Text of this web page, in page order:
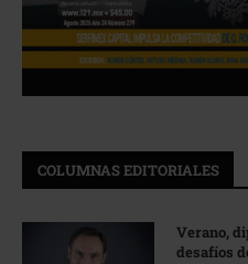
COLUMNAS EDITORIALES
Verano,
desafíos